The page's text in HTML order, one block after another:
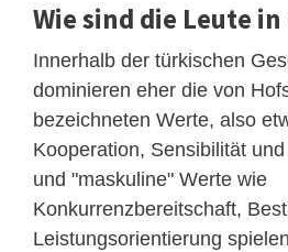
Wie sind die Leute
Innerhalb der türkischen
dominieren eher die von
bezeichneten Werte, also
Kooperation, Sensibilität
und "maskuline" Werte wie
Konkurrenzbereitschaft,
Leistungsorientierung